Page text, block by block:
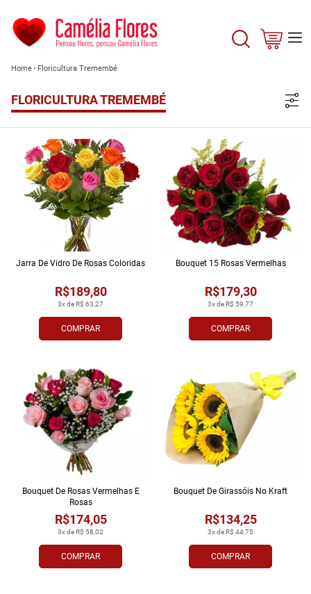
Home Floricultura Tremembé
FLORICULTURA TREMEMBÉ
COMPRAR
3x de R$ 63,27
R$189,80
Jarra De Vidro De Rosas Coloridas
COMPRAR
3x de R$ 59,77
R$179,30
Bouquet 15 Rosas Vermelhas
COMPRAR
3x de R$ 58,02
R$174,05
Bouquet De Rosas Vermelhas E
Rosas
COMPRAR
3x de R$ 44,75
R$134,25
Bouquet De Girassóis No Kraft